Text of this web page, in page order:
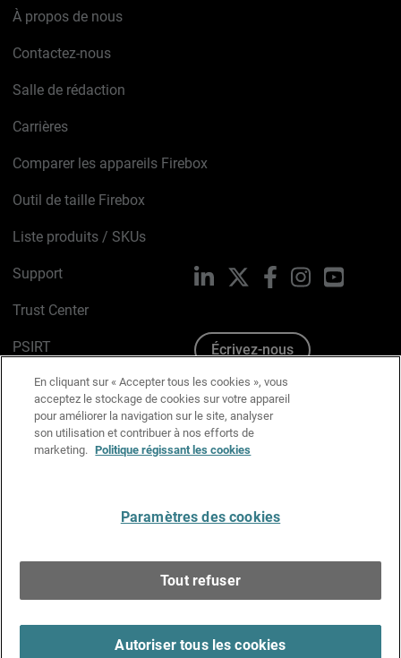
À propos de nous
Contactez-nous
Salle de rédaction
Carrières
Comparer les appareils Firebox
Outil de taille Firebox
Liste produits / SKUs
Support
Trust Center
PSIRT
Avis sur les cookies
Politique de confidentialité
Charte Graphique
LinkedIn FacebookInstagramYouTube
Écrivez-nous
En cliquant sur « Accepter tous les cookies », vous
acceptez le stockage de cookies sur votre appareil
pour améliorer la navigation sur le site, analyser
son utilisation et contribuer à nos efforts de
marketing. Politique régissant les cookies
Paramètres des cookies
Tout refuser
Autoriser tous les cookies